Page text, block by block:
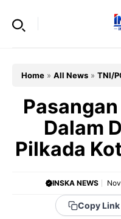
Home » All News » TNI/
Dalam
Pilkada
INSKA NEWS
Copy Link